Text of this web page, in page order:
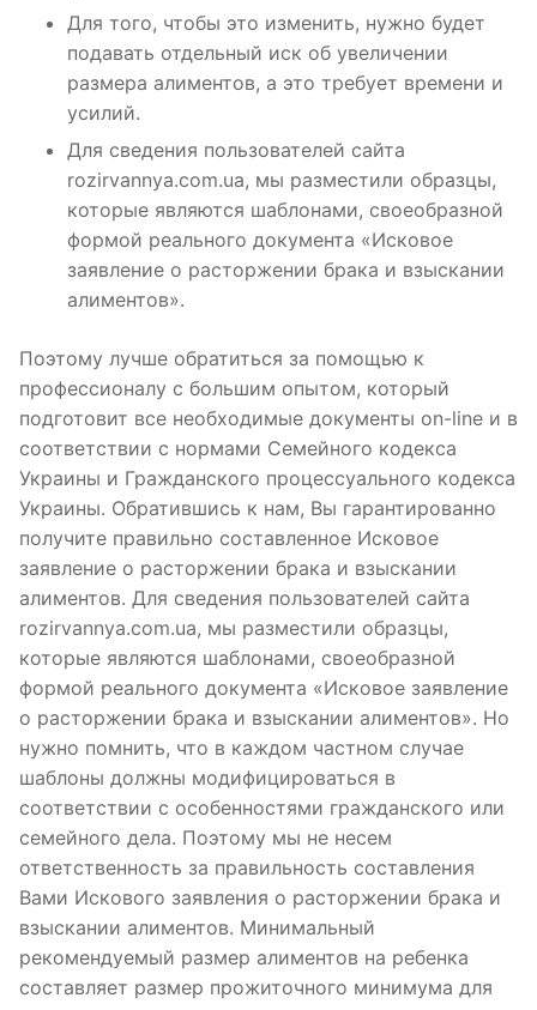
Для того, чтобы это изменить, нужно будет
подавать отдельный иск об увеличении
размера алиментов, а это требует времени и
усилий.
Для сведения пользователей сайта
rozirvannya.com.ua, мы разместили образцы,
которые являются шаблонами, своеобразной
формой реального документа «Исковое
заявление о расторжении брака и взыскании
алиментов».
Поэтому лучше обратиться за помощью к
профессионалу с большим опытом, который
подготовит все необходимые документы on-line и в
соответствии с нормами Семейного кодекса
Украины и Гражданского процессуального кодекса
Украины. Обратившись к нам, Вы гарантированно
получите правильно составленное Исковое
заявление о расторжении брака и взыскании
алиментов. Для сведения пользователей сайта
rozirvannya.com.ua, мы разместили образцы,
которые являются шаблонами, своеобразной
формой реального документа «Исковое заявление
о расторжении брака и взыскании алиментов». Но
нужно помнить, что в каждом частном случае
шаблоны должны модифицироваться в
соответствии с особенностями гражданского или
семейного дела. Поэтому мы не несем
ответственность за правильность составления
Вами Искового заявления о расторжении брака и
взыскании алиментов. Минимальный
рекомендуемый размер алиментов на ребенка
составляет размер прожиточного минимума для